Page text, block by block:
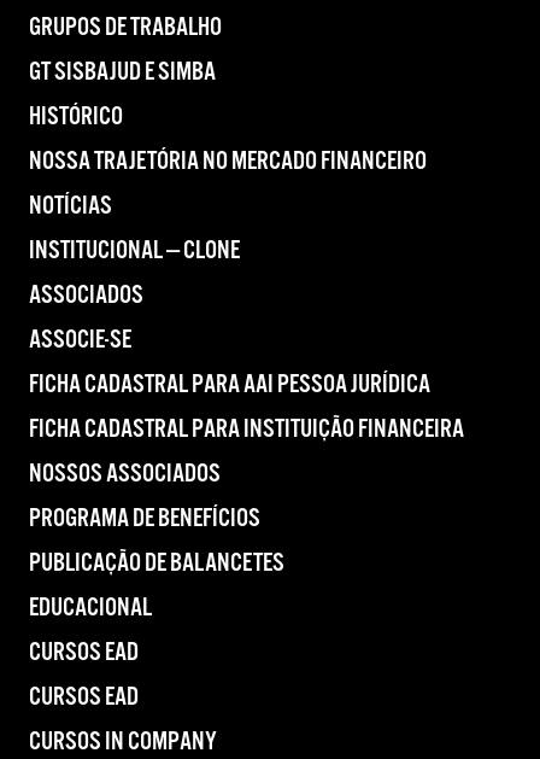
GRUPOS DE TRABALHO
GT SISBAJUD E SIMBA
HISTÓRICO
NOSSA TRAJETÓRIA NO MERCADO FINANCEIRO
NOTÍCIAS
INSTITUCIONAL — CLONE
ASSOCIADOS
ASSOCIE-SE
FICHA CADASTRAL PARA AAI PESSOA JURÍDICA
FICHA CADASTRAL PARA INSTITUIÇÃO FINANCEIRA
NOSSOS ASSOCIADOS
PROGRAMA DE BENEFÍCIOS
PUBLICAÇÃO DE BALANCETES
EDUCACIONAL
CURSOS EAD
CURSOS EAD
CURSOS IN COMPANY